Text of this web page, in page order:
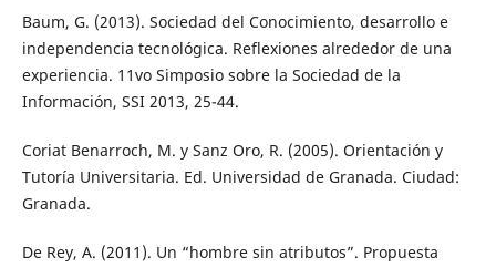
Baum, G. (2013). Sociedad del Conocimiento, desarrollo e
independencia tecnológica. Reflexiones alrededor de una
experiencia. 11vo Simposio sobre la Sociedad de la
Información, SSI 2013, 25-44.
Coriat Benarroch, M. y Sanz Oro, R. (2005). Orientación y
Tutoría Universitaria. Ed. Universidad de Granada. Ciudad:
Granada.
De Rey, A. (2011). Un “hombre sin atributos”. Propuesta